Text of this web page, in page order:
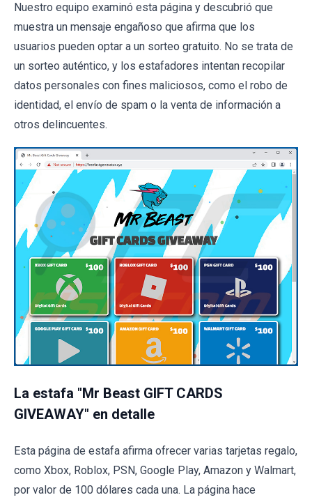
Nuestro equipo examinó esta página y descubrió que
muestra un mensaje engañoso que afirma que los
usuarios pueden optar a un sorteo gratuito. No se trata de
un sorteo auténtico, y los estafadores intentan recopilar
datos personales con fines maliciosos, como el robo de
identidad, el envío de spam o la venta de información a
otros delincuentes.
La estafa "Mr Beast GIFT CARDS
GIVEAWAY" en detalle
Esta página de estafa afirma ofrecer varias tarjetas regalo,
como Xbox, Roblox, PSN, Google Play, Amazon y Walmart,
por valor de 100 dólares cada una. La página hace